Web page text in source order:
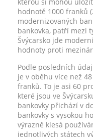
hodnotě 1000 franků
modernizovaných
bankovka, patří mezi
Švýcarsko jde
hodnoty proti
Podle posledních
je v oběhu více než
franků. To je asi 60
které jsou ve
bankovky přichází v
bankovky s vysokou
výrazně klesá
jednotlivých státech